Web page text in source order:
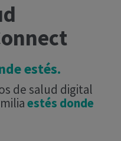
estés.
de salud digital
estés donde